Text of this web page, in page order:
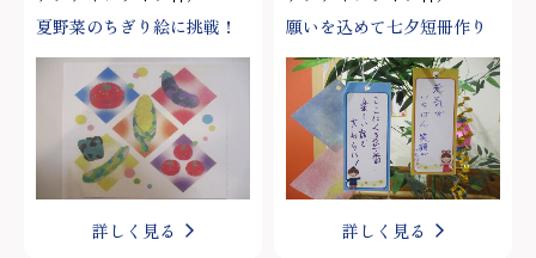
夏野菜のちぎり絵に挑戦！
詳しく見る
願いを込めて七夕短冊作り
詳しく見る